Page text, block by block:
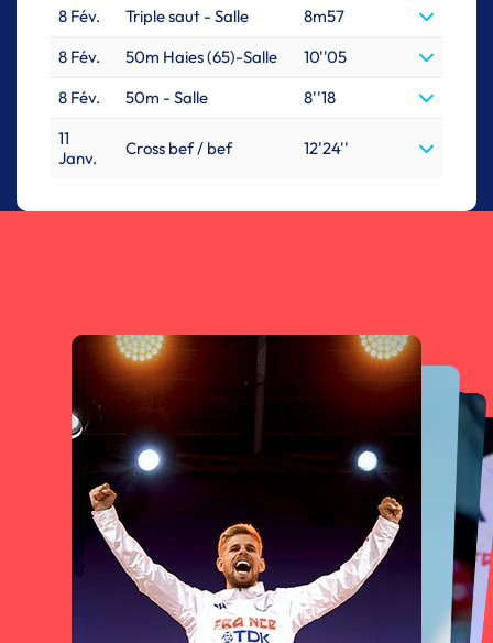
8 Fév. Triple saut - Salle
8m57
8 Fév.
50m Haies (65)-Salle
10''05
8 Fév.
50m - Salle
8''18
11
Janv.
Cross bef / bef 12'24''